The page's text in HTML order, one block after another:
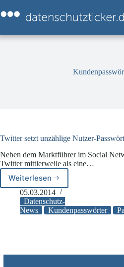
Inhalt
springen
Twitter setzt unzählige Nutzer-
Neben dem Marktführer im Social
Twitter mittlerweile als eine…
Weiterlesen
Twitter
setzt
unzählige
Nutzer-
05.03.2014
Datenschutz-
News
Kundenpasswörter